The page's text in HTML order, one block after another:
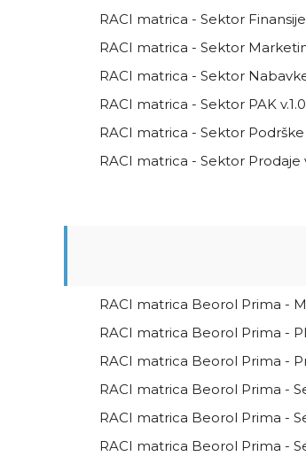
RACI matrica - Sektor
RACI matrica - Sektor
RACI matrica - Sektor Nabavke
RACI matrica - Sektor PAK
RACI matrica - Sektor Podrške
RACI matrica - Sektor Prodaje
RACI matrica Beorol Prima -
RACI matrica Beorol Prima -
RACI matrica Beorol Prima -
RACI matrica Beorol Prima -
RACI matrica Beorol Prima -
RACI matrica Beorol Prima -